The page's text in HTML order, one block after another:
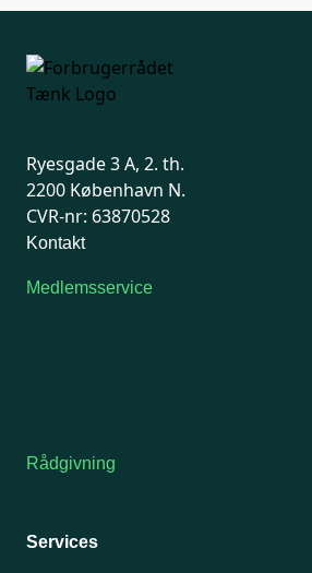
Ryesgade 3 A, 2. th.
2200 København N.
CVR-nr: 63870528
Kontakt
Medlemsservice
Rådgivning
Services